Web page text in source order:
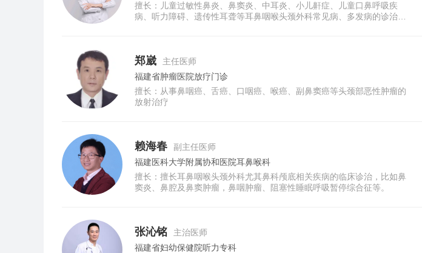
擅长：儿童过敏性鼻炎、鼻窦炎、中耳炎、小儿鼾症、儿童口鼻呼吸疾
病、听力障碍、遗传性耳聋等耳鼻咽喉头颈外科常见病、多发病的诊治。
郑崴
主任医师
福建省肿瘤医院放疗门诊
擅长：从事鼻咽癌、舌癌、口咽癌、喉癌、副鼻窦癌等头颈部恶性肿瘤的
放射治疗
赖海春
副主任医师
福建医科大学附属协和医院耳鼻喉科
擅长：擅长耳鼻咽喉头颈外科尤其鼻科颅底相关疾病的临床诊治，比如鼻
窦炎、鼻腔及鼻窦肿瘤，鼻咽肿瘤、阻塞性睡眠呼吸暂停综合征等。
张沁铭
主治医师
福建省妇幼保健院听力专科